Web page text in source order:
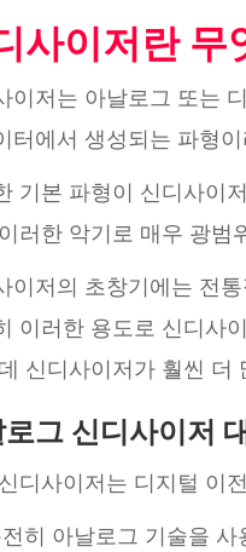
사이저란 무
이저는 아날로그 또는
터에서 생성되는 파형
기본 파형이 신디사이
러한 악기로 매우 광범
이저의 초창기에는 전
이러한 용도로 신디사
신디사이저가 훨씬 더
그 신디사이저
디사이저는 디지털 이
히 아날로그 기술을